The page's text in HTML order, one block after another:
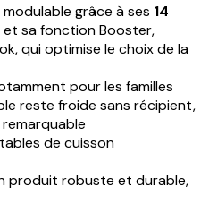
grâce à ses 14
et sa fonction Booster,
qui optimise le choix de la
pour les familles
reste froide sans récipient,
de cuisson
produit robuste et durable,